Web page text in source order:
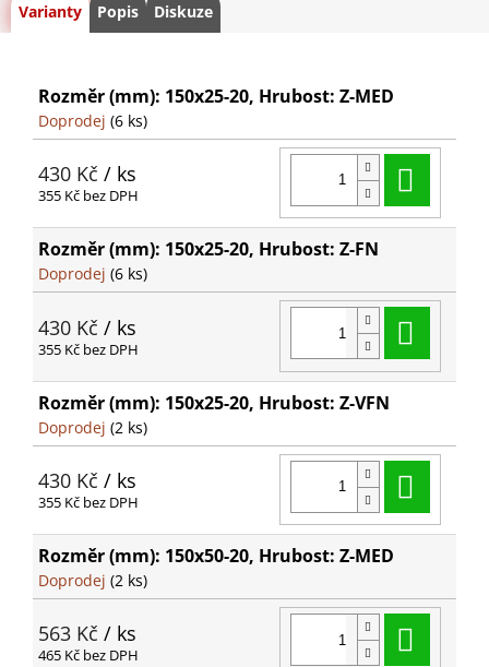
Varianty Popis Diskuze
Rozměr (mm): 150x25-20, Hrubost: Z-MED
Doprodej (6 ks)
430 Kč / ks
355 Kč bez DPH
Rozměr (mm): 150x25-20, Hrubost: Z-FN
Doprodej (6 ks)
430 Kč / ks
355 Kč bez DPH
Rozměr (mm): 150x25-20, Hrubost: Z-VFN
Doprodej (2 ks)
430 Kč / ks
355 Kč bez DPH
Rozměr (mm): 150x50-20, Hrubost: Z-MED
Doprodej (2 ks)
563 Kč / ks
465 Kč bez DPH